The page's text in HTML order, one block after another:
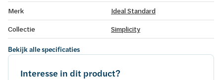
Merk
Ideal Standard
Collectie
Simplicity
Bekijk alle specificaties
Interesse in dit product?